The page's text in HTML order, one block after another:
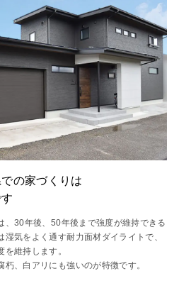
の家づくりは
、30年後、50年後まで強度が維持できる
気をよく通す耐力面材ダイライトで、
維持します。
、白アリにも強いのが特徴です。